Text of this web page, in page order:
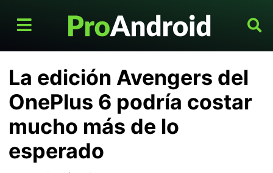
La edición Avengers del
OnePlus 6 podría costar
mucho más de lo
esperado